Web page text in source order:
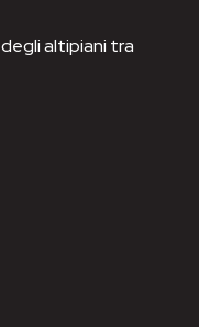
altipiani tra